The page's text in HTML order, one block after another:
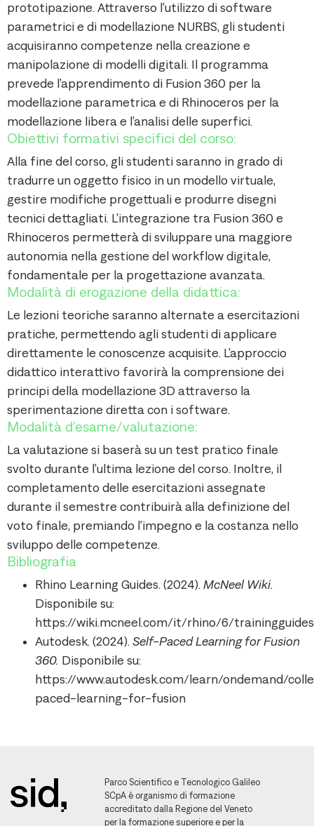
prototipazione. Attraverso l’utilizzo di software
parametrici e di modellazione NURBS, gli studenti
acquisiranno competenze nella creazione e
manipolazione di modelli digitali. Il programma
prevede l’apprendimento di Fusion 360 per la
modellazione parametrica e di Rhinoceros per la
modellazione libera e l’analisi delle superfici.
Obiettivi formativi specifici del corso:
Alla fine del corso, gli studenti saranno in grado di
tradurre un oggetto fisico in un modello virtuale,
gestire modifiche progettuali e produrre disegni
tecnici dettagliati. L’integrazione tra Fusion 360 e
Rhinoceros permetterà di sviluppare una maggiore
autonomia nella gestione del workflow digitale,
fondamentale per la progettazione avanzata.
Modalità di erogazione della didattica:
Le lezioni teoriche saranno alternate a esercitazioni
pratiche, permettendo agli studenti di applicare
direttamente le conoscenze acquisite. L’approccio
didattico interattivo favorirà la comprensione dei
principi della modellazione 3D attraverso la
sperimentazione diretta con i software.
Modalità d’esame/valutazione:
La valutazione si baserà su un test pratico finale
svolto durante l’ultima lezione del corso. Inoltre, il
completamento delle esercitazioni assegnate
durante il semestre contribuirà alla definizione del
voto finale, premiando l’impegno e la costanza nello
sviluppo delle competenze.
Bibliografia
Rhino Learning Guides. (2024). McNeel Wiki.
Disponibile su:
https://wiki.mcneel.com/it/rhino/6/
Autodesk. (2024). Self-Paced Learning for Fusion
360. Disponibile su:
https://www.autodesk.com/learn/ondemand/
paced-learning-for-fusion
Parco Scientifico e Tecnologico Galileo
SCpA è organismo di formazione
accreditato dalla Regione del Veneto
per la formazione superiore e per la